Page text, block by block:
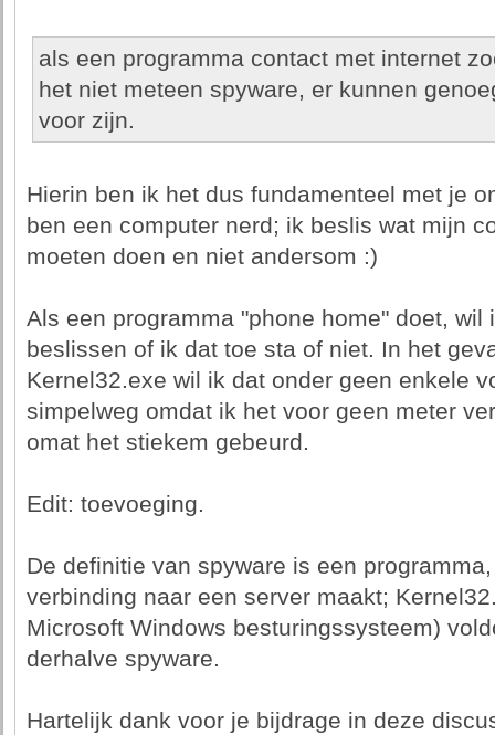
als een programma contact met internet
het niet meteen spyware, er kunnen
voor zijn.
Hierin ben ik het dus fundamenteel met je
ben een computer nerd; ik beslis wat mijn
moeten doen en niet andersom :)
Als een programma "phone home" doet, wil
beslissen of ik dat toe sta of niet. In het
Kernel32.exe wil ik dat onder geen enkele
simpelweg omdat ik het voor geen meter
omat het stiekem gebeurd.
Edit: toevoeging.
De definitie van spyware is een
verbinding naar een server maakt;
Microsoft Windows besturingssysteem)
derhalve spyware.
Hartelijk dank voor je bijdrage in deze